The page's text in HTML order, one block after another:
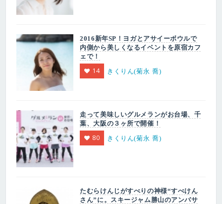
2016新年SP！ヨガとアサイーボウルで
内側から美しくなるイベントを原宿カフ
ェで！
14 きくりん(菊永 喬)
走って美味しいグルメランがお台場、千
葉、大阪の３ヶ所で開催！
80 きくりん(菊永 喬)
たむらけんじがすべりの神様“すべけん
さん”に。スキージャム勝山のアンバサ